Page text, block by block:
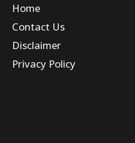
Home
Contact Us
Disclaimer
Privacy Policy